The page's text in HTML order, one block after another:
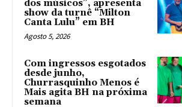
dos músicos”, apresenta
show da turnê “Milton
Canta Lulu” em BH
Agosto 5, 2026
Com ingressos esgotados
desde junho,
Churrasquinho Menos é
Mais agita BH na próxima
semana